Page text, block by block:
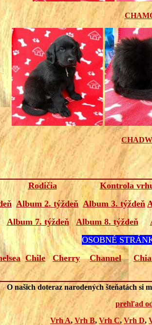
Rodičia
Kontrola
Album 2. týždeň Album 3. týždeň
Album 7. týždeň
Album 8. týždeň
OSOBNÉ
Chile Cherry Channel
O našich doteraz narodených šteňatách si
prehľad
Vrh A, Vrh B, Vrh C,Vrh D,